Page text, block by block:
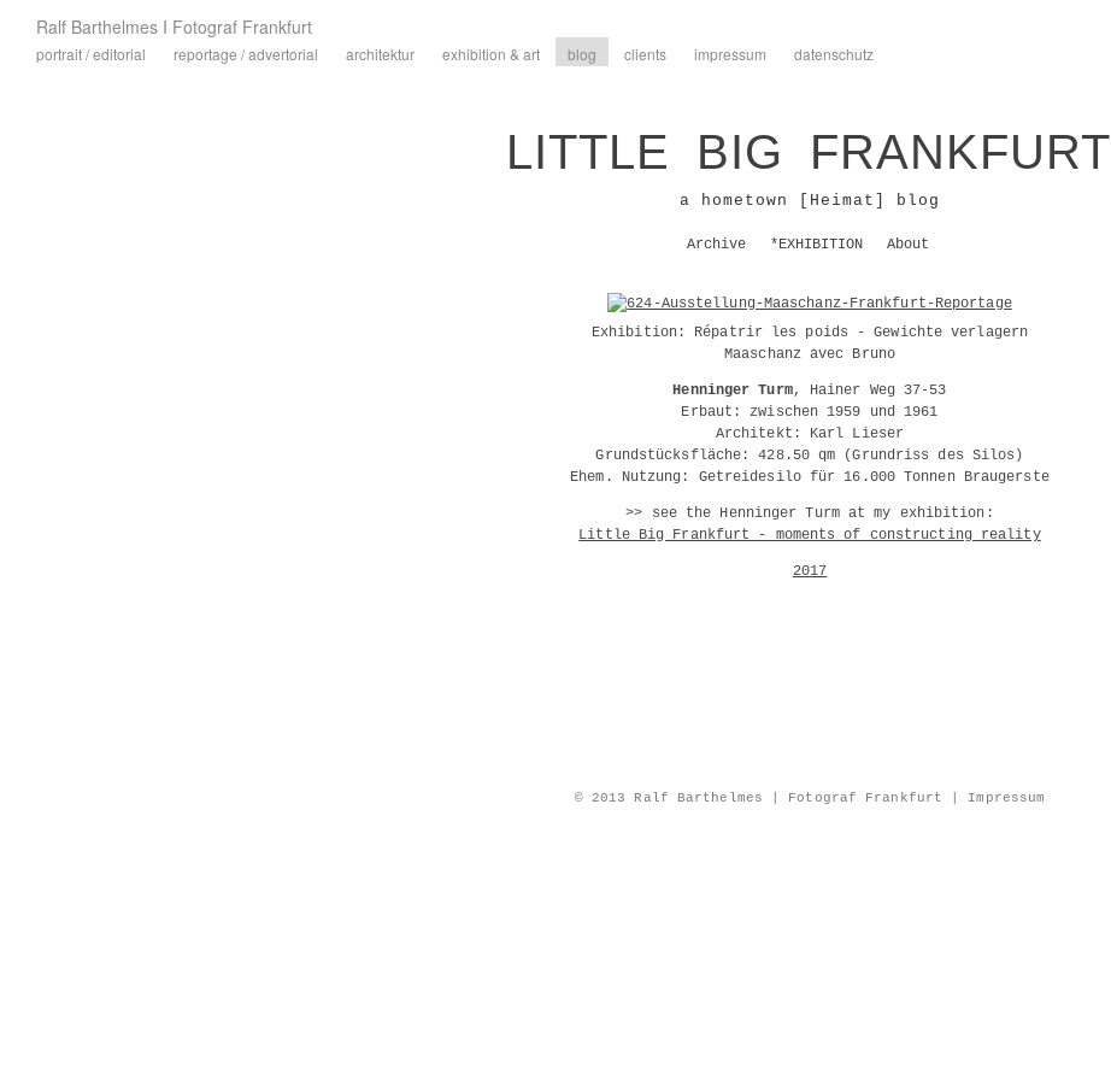
Ralf Barthelmes I Fotograf Frankfurt
portrait / editorial reportage / advertorial architektur exhibition & art blog clients impressum datenschutz
LITTLE BIG FRANKFURT
a hometown [Heimat] blog
Archive *EXHIBITION About
Exhibition: Répatrir les poids - Gewichte verlagern
Maaschanz avec Bruno
Henninger Turm, Hainer Weg 37-53
Erbaut:
zwischen 1959 und 1961
Architekt:
Karl Lieser
Grundstücksfläche:
428.50 qm (Grundriss des Silos)
Ehem. Nutzung:
Getreidesilo für 16.000 Tonnen Braugerste
>> see the Henninger Turm at my exhibition:
Little Big Frankfurt - moments of constructing reality
2017
© 2013 Ralf Barthelmes | Fotograf Frankfurt | Impressum